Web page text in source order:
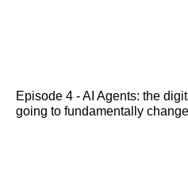
Episode 4 - AI Agents: the
going to fundamentally